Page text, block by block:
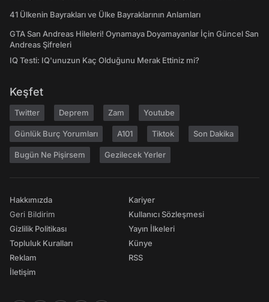
41 Ülkenin Bayrakları ve Ülke Bayraklarının Anlamları
GTA San Andreas Hileleri! Oynamaya Doyamayanlar İçin Güncel San
Andreas Şifreleri
IQ Testi: IQ'unuzun Kaç Olduğunu Merak Ettiniz mi?
Keşfet
Twitter Deprem Zam Youtube
Günlük Burç Yorumları A101 Tiktok Son Dakika
Bugün Ne Pişirsem Gezilecek Yerler
Hakkımızda
Geri Bildirim
Gizlilik Politikası
Topluluk Kuralları
Reklam
İletişim
Kariyer
Kullanıcı Sözleşmesi
Yayın İlkeleri
Künye
RSS